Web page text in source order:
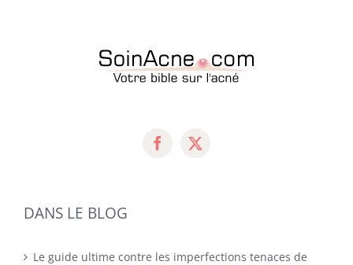
DANS LE BLOG
Le guide ultime contre les imperfections tenaces de